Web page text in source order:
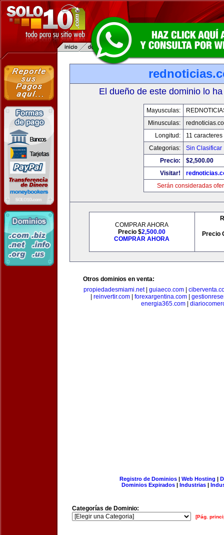
El dueño de este dominio lo
Mayusculas:
Minusculas:
Longitud:
11 caracteres
Categorias:
Sin Clasificar
Precio:
$2,500.00
Visitar!
Serán consideradas
COMPRAR AHORA
Precio $2,500.00
COMPRAR AHORA
Precio
Otros dominios en venta:
propiedadesmiami.net| guiaeco.com|
reinvertir.com forexargentina.com
energia365.com
Registro de Dominios| Web Hosting |
Dominios Expirados | Industrias |
Categorías de Dominio:
[Pág.